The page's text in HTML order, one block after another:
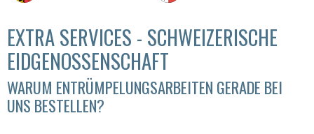
EXTRA SERVICES - SCHWEIZERISCHE
EIDGENOSSENSCHAFT
WARUM ENTRÜMPELUNGSARBEITEN GERADE BEI
UNS BESTELLEN?